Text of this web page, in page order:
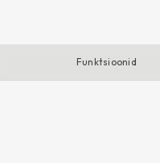
Funktsioonid